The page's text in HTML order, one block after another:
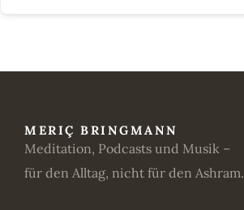
MERIÇ BRINGMANN
Meditation, Podcasts und Musik –
für den Alltag, nicht für den Ashram.